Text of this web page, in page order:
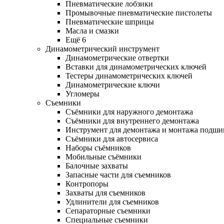
Пневматические лобзики
Промывочные пневматические пистолеты
Пневматические шприцы
Масла и смазки
Ещё 6
Динамометрический инструмент
Динамометрические отвертки
Вставки для динамометрических ключей
Тестеры динамометрических ключей
Динамометрические ключи
Угломеры
Съемники
Съёмники для наружного демонтажа
Съёмники для внутреннего демонтажа
Инструмент для демонтажа и монтажа
Съёмники для автосервиса
Наборы съёмников
Мобильные съёмники
Балочные захваты
Запасные части для съемников
Контропоры
Захваты для съемников
Удлинители для съемников
Сепараторные съемники
Специальные съемники